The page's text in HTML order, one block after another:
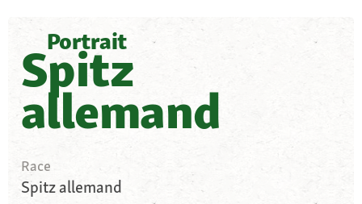
Portrait
Spitz
allemand
Race
Spitz allemand